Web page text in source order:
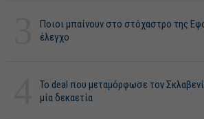
Ποιοι μπαίνουν στο στόχαστρο της
έλεγχο
Το deal που μεταμόρφωσε τον
μία δεκαετία